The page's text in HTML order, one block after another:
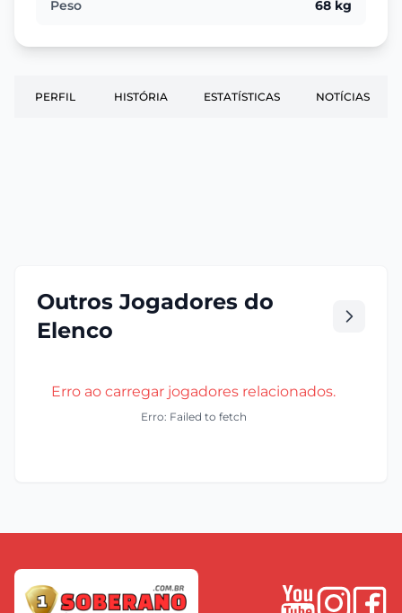
Peso 68 kg
PERFIL HISTÓRIA ESTATÍSTICAS NOTÍCIAS
Outros Jogadores do
Elenco
Erro ao carregar jogadores relacionados.
Erro: Failed to fetch